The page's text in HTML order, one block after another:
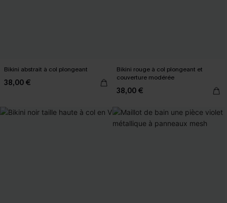
Bikini abstrait à col plongeant
38,00 €
Bikini rouge à col plongeant et
couverture modérée
38,00 €